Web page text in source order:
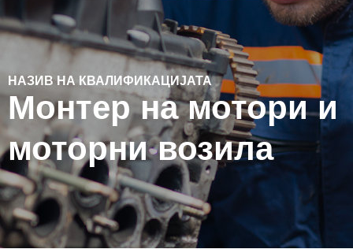
НАЗИВ НА КВАЛИФИКАЦИЈАТА
Монтер на мотори и
моторни возила